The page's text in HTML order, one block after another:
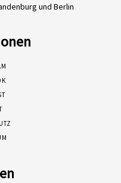
und Berlin